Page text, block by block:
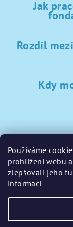
Používáme
prohlížení webu
zlepšovali jeho
informací
Jak
Rozdíl
Kdy
sklad@sladke-
+420 797728283